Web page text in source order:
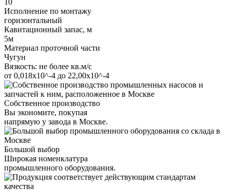
Исполнение по монтажу
горизонтальный
Кавитационный запас, м
5м
Материал проточной части
Чугун
Вязкость: не более кв.м/с
от 0,018х10^-4 до 22,00х10^-4
Собственное производство
Вы экономите, покупая
напрямую у завода в Москве.
Большой выбор
Широкая номенклатура
промышленного оборудования.